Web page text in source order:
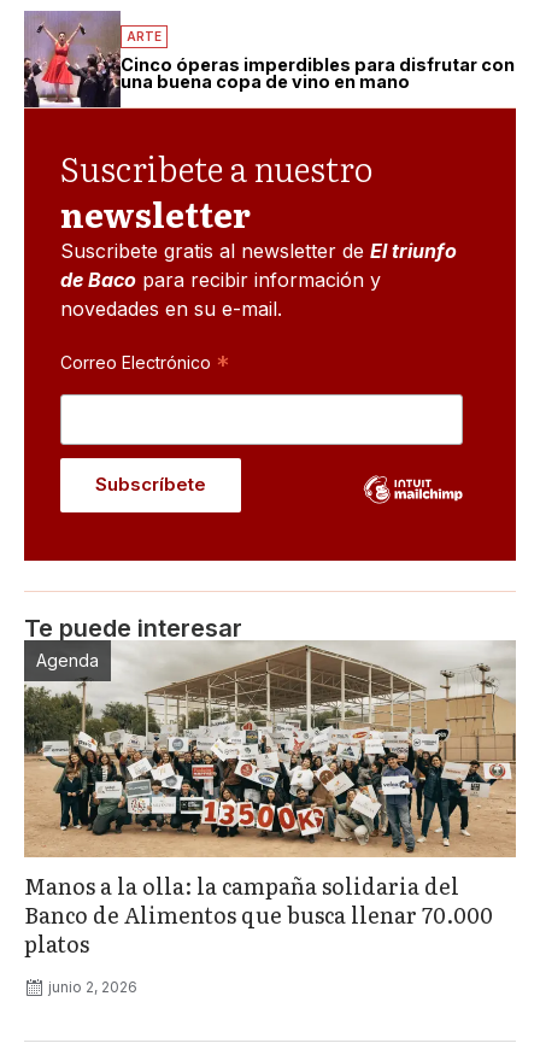
ARTE
Cinco óperas imperdibles para disfrutar con
una buena copa de vino en mano
Suscribete a nuestro
newsletter
Suscribete gratis al newsletter de El triunfo
de Baco para recibir información y
novedades en su e-mail.
Correo Electrónico *
Te puede interesar
Agenda
Manos a la olla: la campaña solidaria del
Banco de Alimentos que busca llenar 70.000
platos
junio 2, 2026